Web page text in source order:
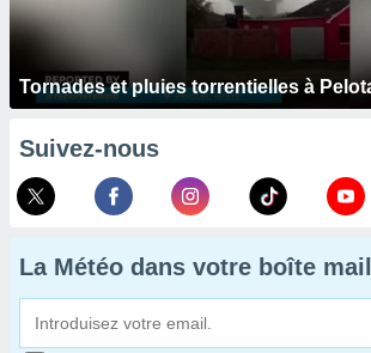
Tornades et pluies torrentielles à
Suivez-nous
La Météo dans votre boîte mail